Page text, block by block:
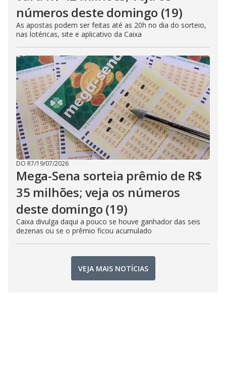
números deste domingo (19)
As apostas podem ser feitas até as 20h no dia do sorteio,
nas lotéricas, site e aplicativo da Caixa
DO R7/19/07/2026
Mega-Sena sorteia prêmio de R$
35 milhões; veja os números
deste domingo (19)
Caixa divulga daqui a pouco se houve ganhador das seis
dezenas ou se o prêmio ficou acumulado
VEJA MAIS NOTÍCIAS